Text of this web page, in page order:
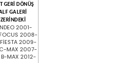
GERİ DÖNÜŞ
GALERİ
2001-
2008-
2009-
MAX 2007-
MAX 2012-